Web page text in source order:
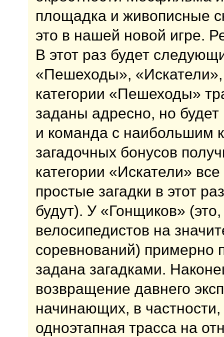
площадка и живописные
это в нашей новой игре.
В этот раз будет
«Пешеходы»,
категории «Пешеходы»
заданы адресно, но
и команда с наибольшим
загадочных бонусов
категории «Искатели»
простые загадки в этот
будут). У «Гонщиков»
велосипедистов на
соревнований) примерно
задана загадками.
возвращение давнего
начинающих, в
одноэтапная трасса на